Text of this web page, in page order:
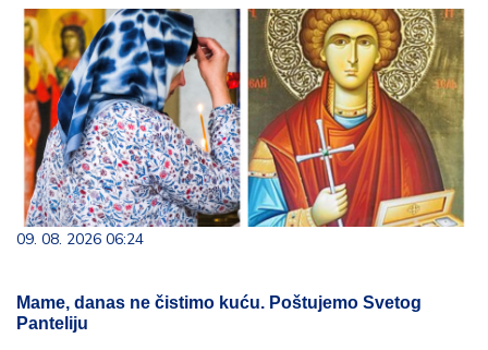
09. 08. 2026 06:24
Mame, danas ne čistimo kuću. Poštujemo Svetog
Panteliju